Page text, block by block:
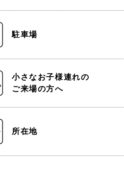
駐車場
小さなお子様連れの
ご来場の方へ
所在地